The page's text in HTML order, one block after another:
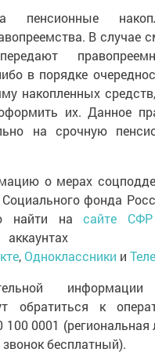
В случае
в порядке
накопленных
их. Данное
на срочную
о мерах
фонда
найти насайте СФР
, Одноклассники и
обратиться к
0001 (региональная
бесплатный).